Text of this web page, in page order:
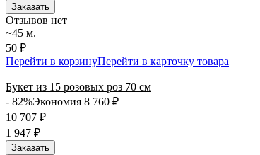
Заказать
Отзывов нет
~45 м.
50 ₽
Перейти в корзинуПерейти в карточку товара
Букет из 15 розовых роз 70 см
- 82%Экономия 8 760 ₽
10 707 ₽
1 947 ₽
Заказать